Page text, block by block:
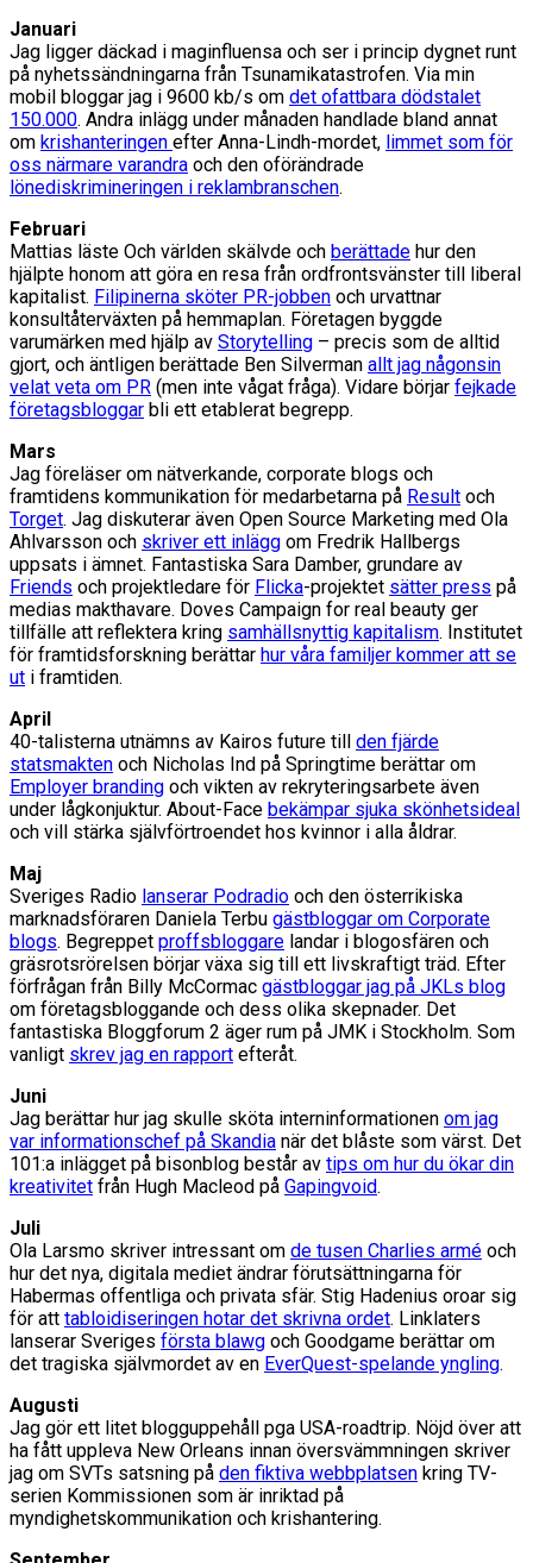
Januari
Jag ligger däckad i maginfluensa och ser i princip dygnet runt
på nyhetssändningarna från Tsunamikatastrofen. Via min
mobil bloggar jag i 9600 kb/s om det ofattbara dödstalet
150.000. Andra inlägg under månaden handlade bland annat
om krishanteringen efter Anna-Lindh-mordet, limmet som för
oss närmare varandra och den oförändrade
lönediskrimineringen i reklambranschen.
Februari
Mattias läste Och världen skälvde och berättade hur den
hjälpte honom att göra en resa från ordfrontsvänster till liberal
kapitalist. Filipinerna sköter PR-jobben och urvattnar
konsultåterväxten på hemmaplan. Företagen byggde
varumärken med hjälp av Storytelling – precis som de alltid
gjort, och äntligen berättade Ben Silverman allt jag någonsin
velat veta om PR (men inte vågat fråga). Vidare börjar fejkade
företagsbloggar bli ett etablerat begrepp.
Mars
Jag föreläser om nätverkande, corporate blogs och
framtidens kommunikation för medarbetarna på Result och
Torget. Jag diskuterar även Open Source Marketing med Ola
Ahlvarsson och skriver ett inlägg om Fredrik Hallbergs
uppsats i ämnet. Fantastiska Sara Damber, grundare av
Friends och projektledare för Flicka-projektet sätter press på
medias makthavare. Doves Campaign for real beauty ger
tillfälle att reflektera kring samhällsnyttig kapitalism. Institutet
för framtidsforskning berättar hur våra familjer kommer att se
ut i framtiden.
April
40-talisterna utnämns av Kairos future till den fjärde
statsmakten och Nicholas Ind på Springtime berättar om
Employer branding och vikten av rekryteringsarbete även
under lågkonjuktur. About-Face bekämpar sjuka skönhetsideal
och vill stärka självförtroendet hos kvinnor i alla åldrar.
Maj
Sveriges Radio lanserar Podradio och den österrikiska
marknadsföraren Daniela Terbu gästbloggar om Corporate
blogs. Begreppet proffsbloggare landar i blogosfären och
gräsrotsrörelsen börjar växa sig till ett livskraftigt träd. Efter
förfrågan från Billy McCormac gästbloggar jag på JKLs blog
om företagsbloggande och dess olika skepnader. Det
fantastiska Bloggforum 2 äger rum på JMK i Stockholm. Som
vanligt skrev jag en rapport efteråt.
Juni
Jag berättar hur jag skulle sköta interninformationen om jag
var informationschef på Skandia när det blåste som värst. Det
101:a inlägget på bisonblog består av tips om hur du ökar din
kreativitet från Hugh Macleod på Gapingvoid.
Juli
Ola Larsmo skriver intressant om de tusen Charlies armé och
hur det nya, digitala mediet ändrar förutsättningarna för
Habermas offentliga och privata sfär. Stig Hadenius oroar sig
för att tabloidiseringen hotar det skrivna ordet. Linklaters
lanserar Sveriges första blawg och Goodgame berättar om
det tragiska självmordet av en EverQuest-spelande yngling.
Augusti
Jag gör ett litet blogguppehåll pga USA-roadtrip. Nöjd över att
ha fått uppleva New Orleans innan översvämmningen skriver
jag om SVTs satsning på den fiktiva webbplatsen kring TV-
serien Kommissionen som är inriktad på
myndighetskommunikation och krishantering.